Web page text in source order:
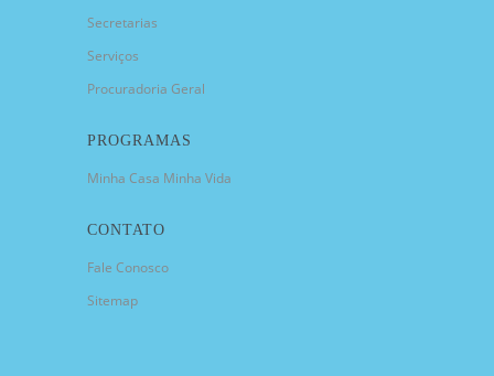
Secretarias
Serviços
Procuradoria Geral
PROGRAMAS
Minha Casa Minha Vida
CONTATO
Fale Conosco
Sitemap